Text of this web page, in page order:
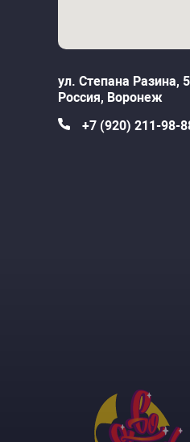
ул. Степана Разина,
Россия, Воронеж
+7 (920) 211-98-